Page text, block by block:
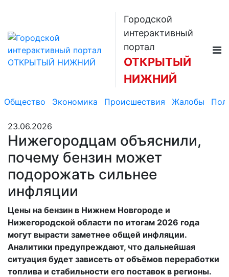
Городской
интерактивный
портал
ОТКРЫТЫЙ
НИЖНИЙ
Общество Экономика Происшествия Жалобы
23.06.2026
Нижегородцам объяснили,
почему бензин может
подорожать сильнее
инфляции
Цены на бензин в Нижнем Новгороде и
Нижегородской области по итогам 2026 года
могут вырасти заметнее общей инфляции.
Аналитики предупреждают, что дальнейшая
ситуация будет зависеть от объёмов переработки
топлива и стабильности его поставок в регионы.